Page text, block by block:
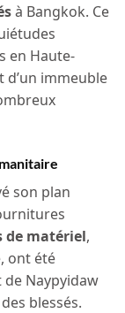
à Bangkok. Ce
en Haute-
d’un immeuble
son plan
de matériel,
ont été
de Naypyidaw
blessés.